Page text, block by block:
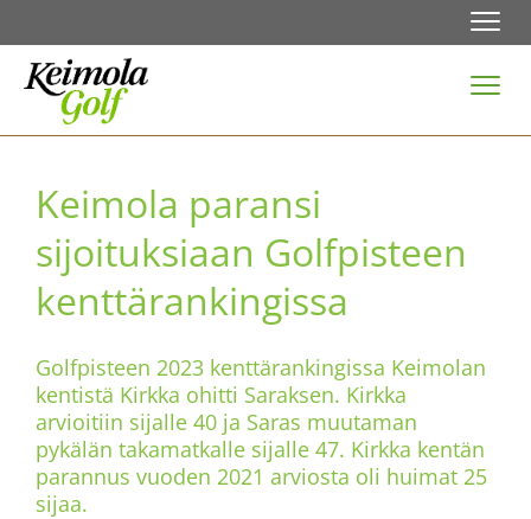
Keimola paransi
sijoituksiaan Golfpisteen
kenttärankingissa
Golfpisteen 2023 kenttärankingissa Keimolan
kentistä Kirkka ohitti Saraksen. Kirkka
arvioitiin sijalle 40 ja Saras muutaman
pykälän takamatkalle sijalle 47. Kirkka kentän
parannus vuoden 2021 arviosta oli huimat 25
sijaa.